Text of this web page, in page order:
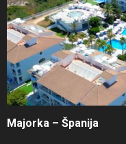
Majorka – Španija